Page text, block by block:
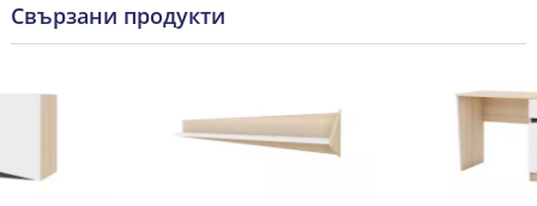
Свързани продукти